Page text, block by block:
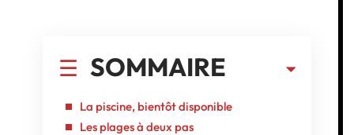
SOMMAIRE
La piscine, bientôt disponible
Les plages à deux pas